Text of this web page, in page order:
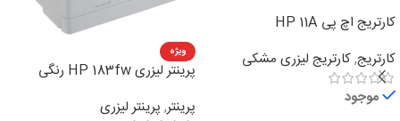
کارتریج اچ پی HP 11A
کارتریج,کارتریج لیزری مشکی
موجود
ویژه
پرینتر لیزری HP 183fw رنگی
پرینتر, پرینتر لیزری